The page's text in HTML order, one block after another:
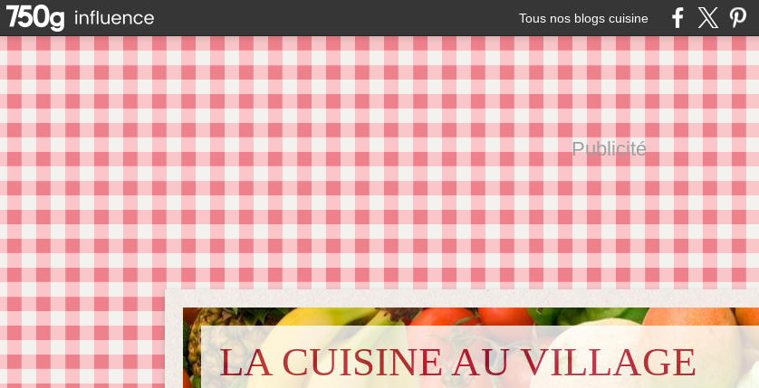
Tous nos blogs cuisine
Publicité
LA CUISINE AU VILLAGE